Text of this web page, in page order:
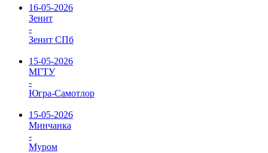
16-05-2026
Зенит
-
Зенит СПб
15-05-2026
МГТУ
-
Югра-Самотлор
15-05-2026
Минчанка
-
Муром